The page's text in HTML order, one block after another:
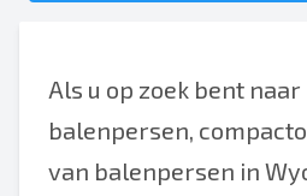
Als u op zoek bent
balenpersen,
van balenpersen in